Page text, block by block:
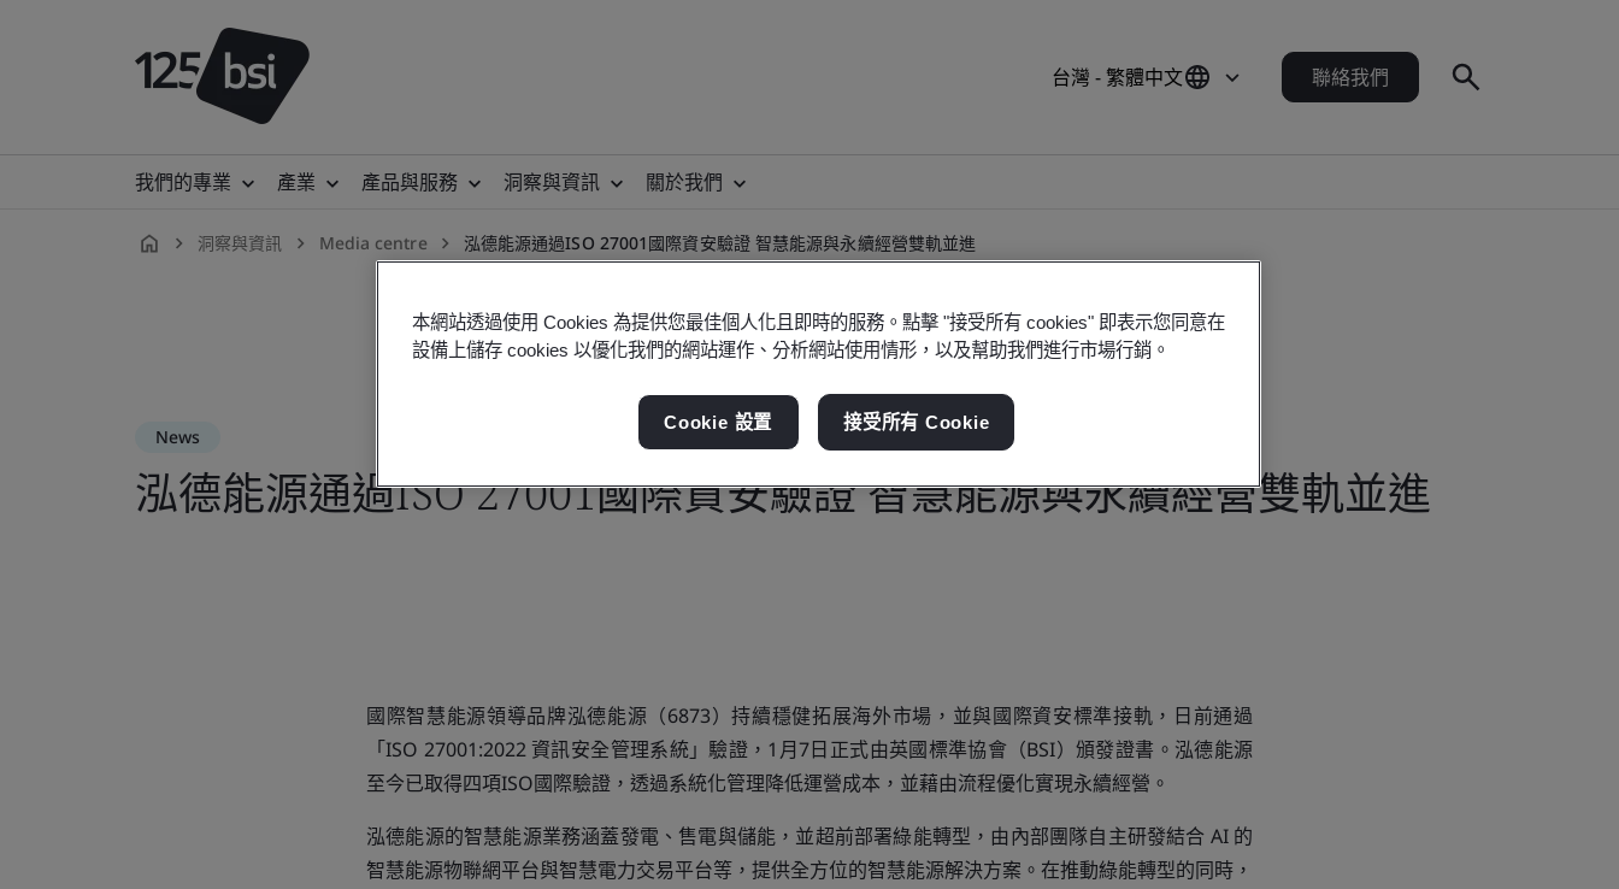
台灣 - 繁體中文 聯絡我們
我們的專業 產業 產品與服務 洞察與資訊 關於我們
洞察與資訊 Media centre 泓德能源通過ISO 27001國際資安驗證 智慧能源與永續經營雙軌並進
News
泓德能源通過ISO 27001國際資安驗證 智慧能源與永續經營雙軌並進
國際智慧能源領導品牌泓德能源（6873）持續穩健拓展海外市場，並與國際資安標準接軌，日前通過
「ISO 27001:2022 資訊安全管理系統」驗證，1月7日正式由英國標準協會（BSI）頒發證書。泓德能源
至今已取得四項ISO國際驗證，透過系統化管理降低運營成本，並藉由流程優化實現永續經營。
泓德能源的智慧能源業務涵蓋發電、售電與儲能，並超前部署綠能轉型，由內部團隊自主研發結合 AI 的
智慧能源物聯網平台與智慧電力交易平台等，提供全方位的智慧能源解決方案。在推動綠能轉型的同時，
本網站透過使用 Cookies 為提供您最佳個人化且即時的服務。點擊 "接受所有 cookies" 即表示您同意在
設備上儲存 cookies 以優化我們的網站運作、分析網站使用情形，以及幫助我們進行市場行銷。
Cookie 設置 接受所有 Cookie